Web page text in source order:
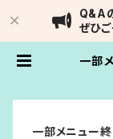
Q&A
ぜひ
一部
一部メニュー終